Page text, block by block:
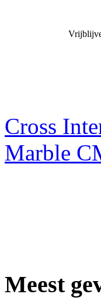
Cross
Marble
Meest